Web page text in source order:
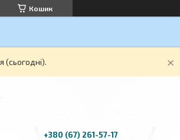
Кошик
(сьогодні).
+380 (67) 261-57-17